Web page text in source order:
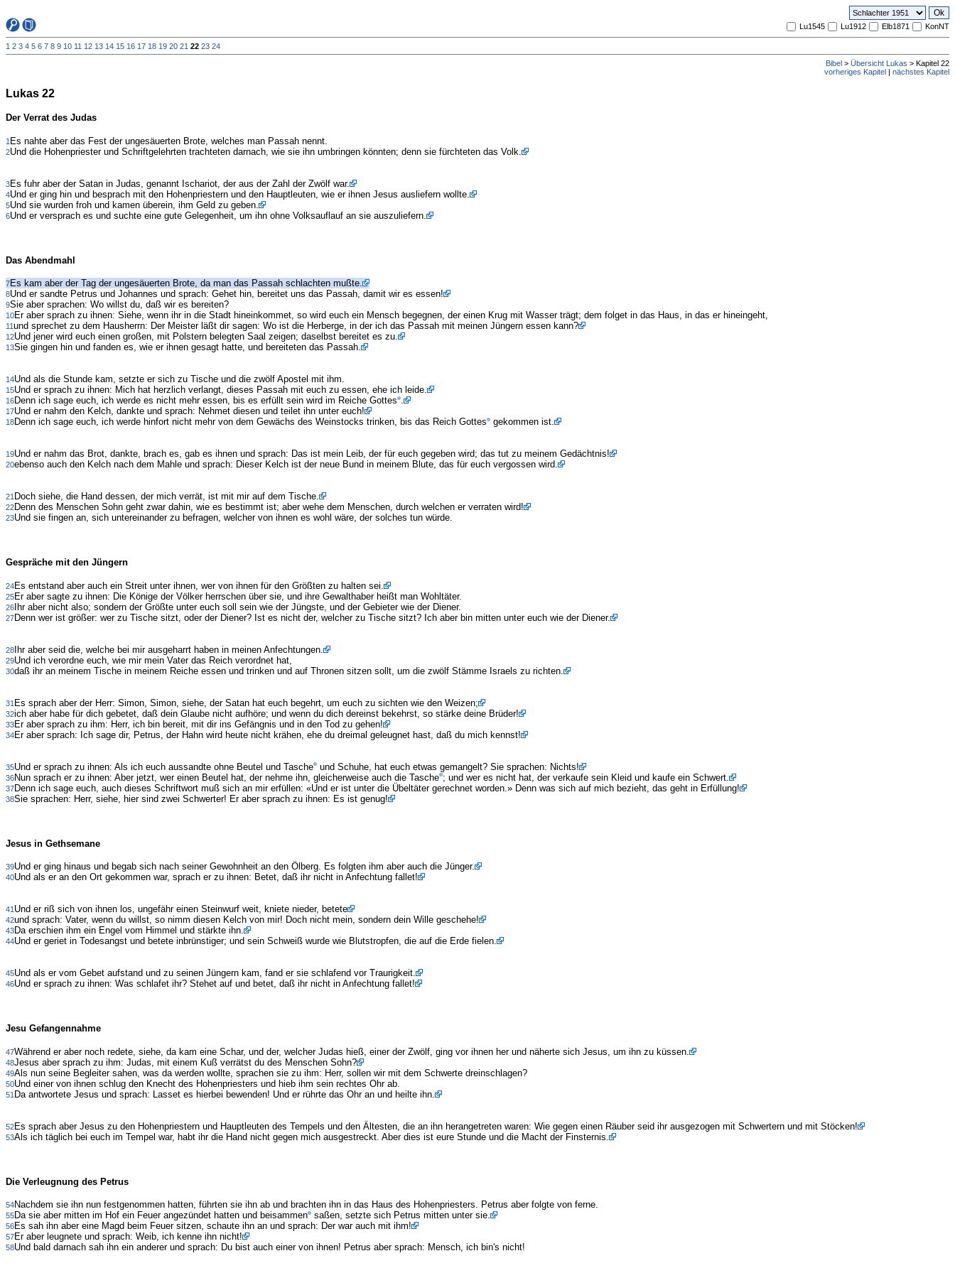
Lu1545 Lu1912 Elb1871 KonNT
1 2 3 4 5 6 7 8 9 10 11 12 13 14 15 16 17 18 19 20 21 22 23 24
Bibel > Übersicht Lukas > Kapitel 22
vorheriges Kapitel | nächstes Kapitel
Lukas 22
Der Verrat des Judas
1 Es nahte aber das Fest der ungesäuerten Brote, welches man Passah nennt.
2Und die Hohenpriester und Schriftgelehrten trachteten darnach, wie sie ihn umbringen könnten; denn sie fürchteten das Volk.
3Es fuhr aber der Satan in Judas, genannt Ischariot, der aus der Zahl der Zwölf war.
4Und er ging hin und besprach mit den Hohenpriestern und den Hauptleuten, wie er ihnen Jesus ausliefern wollte.
5Und sie wurden froh und kamen überein, ihm Geld zu geben.
6Und er versprach es und suchte eine gute Gelegenheit, um ihn ohne Volksauflauf an sie auszuliefern.
Das Abendmahl
7Es kam aber der Tag der ungesäuerten Brote, da man das Passah schlachten mußte.
8Und er sandte Petrus und Johannes und sprach: Gehet hin, bereitet uns das Passah, damit wir es essen!
9Sie aber sprachen: Wo willst du, daß wir es bereiten?
10Er aber sprach zu ihnen: Siehe, wenn ihr in die Stadt hineinkommet, so wird euch ein Mensch begegnen, der einen Krug mit Wasser trägt; dem folget in das Haus, in das er hineingeht,
11und sprechet zu dem Hausherrn: Der Meister läßt dir sagen: Wo ist die Herberge, in der ich das Passah mit meinen Jüngern essen kann?
12Und jener wird euch einen großen, mit Polstern belegten Saal zeigen; daselbst bereitet es zu.
13Sie gingen hin und fanden es, wie er ihnen gesagt hatte, und bereiteten das Passah.
14Und als die Stunde kam, setzte er sich zu Tische und die zwölf Apostel mit ihm.
15Und er sprach zu ihnen: Mich hat herzlich verlangt, dieses Passah mit euch zu essen, ehe ich leide.
16Denn ich sage euch, ich werde es nicht mehr essen, bis es erfüllt sein wird im Reiche Gottes .
17Und er nahm den Kelch, dankte und sprach: Nehmet diesen und teilet ihn unter euch!
18Denn ich sage euch, ich werde hinfort nicht mehr von dem Gewächs des Weinstocks trinken, bis das Reich Gottes gekommen ist.
19Und er nahm das Brot, dankte, brach es, gab es ihnen und sprach: Das ist mein Leib, der für euch gegeben wird; das tut zu meinem Gedächtnis!
20ebenso auch den Kelch nach dem Mahle und sprach: Dieser Kelch ist der neue Bund in meinem Blute, das für euch vergossen wird.
21Doch siehe, die Hand dessen, der mich verrät, ist mit mir auf dem Tische.
22Denn des Menschen Sohn geht zwar dahin, wie es bestimmt ist; aber wehe dem Menschen, durch welchen er verraten wird!
23Und sie fingen an, sich untereinander zu befragen, welcher von ihnen es wohl wäre, der solches tun würde.
Gespräche mit den Jüngern
24Es entstand aber auch ein Streit unter ihnen, wer von ihnen für den Größten zu halten sei.
25Er aber sagte zu ihnen: Die Könige der Völker herrschen über sie, und ihre Gewalthaber heißt man Wohltäter.
26 Ihr aber nicht also; sondern der Größte unter euch soll sein wie der Jüngste, und der Gebieter wie der Diener.
27Denn wer ist größer: wer zu Tische sitzt, oder der Diener? Ist es nicht der, welcher zu Tische sitzt? Ich aber bin mitten unter euch wie der Diener.
28 Ihr aber seid die, welche bei mir ausgeharrt haben in meinen Anfechtungen.
29Und ich verordne euch, wie mir mein Vater das Reich verordnet hat,
30daß ihr an meinem Tische in meinem Reiche essen und trinken und auf Thronen sitzen sollt, um die zwölf Stämme Israels zu richten.
31 Es sprach aber der Herr: Simon, Simon, siehe, der Satan hat euch begehrt, um euch zu sichten wie den Weizen;
32ich aber habe für dich gebetet, daß dein Glaube nicht aufhöre; und wenn du dich dereinst bekehrst, so stärke deine Brüder!
33Er aber sprach zu ihm: Herr, ich bin bereit, mit dir ins Gefängnis und in den Tod zu gehen!
34Er aber sprach: Ich sage dir, Petrus, der Hahn wird heute nicht krähen, ehe du dreimal geleugnet hast, daß du mich kennst!
35Und er sprach zu ihnen: Als ich euch aussandte ohne Beutel und Tasche und Schuhe, hat euch etwas gemangelt? Sie sprachen: Nichts!
36Nun sprach er zu ihnen: Aber jetzt, wer einen Beutel hat, der nehme ihn, gleicherweise auch die Tasche ; und wer es nicht hat, der verkaufe sein Kleid und kaufe ein Schwert.
37Denn ich sage euch, auch dieses Schriftwort muß sich an mir erfüllen: «Und er ist unter die Übeltäter gerechnet worden.» Denn was sich auf mich bezieht, das geht in Erfüllung!
38Sie sprachen: Herr, siehe, hier sind zwei Schwerter! Er aber sprach zu ihnen: Es ist genug!
Jesus in Gethsemane
39Und er ging hinaus und begab sich nach seiner Gewohnheit an den Ölberg. Es folgten ihm aber auch die Jünger.
40Und als er an den Ort gekommen war, sprach er zu ihnen: Betet, daß ihr nicht in Anfechtung fallet!
41 Und er riß sich von ihnen los, ungefähr einen Steinwurf weit, kniete nieder, betete
42und sprach: Vater, wenn du willst, so nimm diesen Kelch von mir! Doch nicht mein, sondern dein Wille geschehe!
43Da erschien ihm ein Engel vom Himmel und stärkte ihn.
44Und er geriet in Todesangst und betete inbrünstiger; und sein Schweiß wurde wie Blutstropfen, die auf die Erde fielen.
45Und als er vom Gebet aufstand und zu seinen Jüngern kam, fand er sie schlafend vor Traurigkeit.
46Und er sprach zu ihnen: Was schlafet ihr? Stehet auf und betet, daß ihr nicht in Anfechtung fallet!
Jesu Gefangennahme
47Während er aber noch redete, siehe, da kam eine Schar, und der, welcher Judas hieß, einer der Zwölf, ging vor ihnen her und näherte sich Jesus, um ihn zu küssen.
48Jesus aber sprach zu ihm: Judas, mit einem Kuß verrätst du des Menschen Sohn?
49Als nun seine Begleiter sahen, was da werden wollte, sprachen sie zu ihm: Herr, sollen wir mit dem Schwerte dreinschlagen?
50Und einer von ihnen schlug den Knecht des Hohenpriesters und hieb ihm sein rechtes Ohr ab.
51 Da antwortete Jesus und sprach: Lasset es hierbei bewenden! Und er rührte das Ohr an und heilte ihn.
52Es sprach aber Jesus zu den Hohenpriestern und Hauptleuten des Tempels und den Ältesten, die an ihn herangetreten waren: Wie gegen einen Räuber seid ihr ausgezogen mit Schwertern und mit Stöcken!
53Als ich täglich bei euch im Tempel war, habt ihr die Hand nicht gegen mich ausgestreckt. Aber dies ist eure Stunde und die Macht der Finsternis.
Die Verleugnung des Petrus
54Nachdem sie ihn nun festgenommen hatten, führten sie ihn ab und brachten ihn in das Haus des Hohenpriesters. Petrus aber folgte von ferne.
55Da sie aber mitten im Hof ein Feuer angezündet hatten und beisammen saßen, setzte sich Petrus mitten unter sie.
56Es sah ihn aber eine Magd beim Feuer sitzen, schaute ihn an und sprach: Der war auch mit ihm!
57Er aber leugnete und sprach: Weib, ich kenne ihn nicht!
58Und bald darnach sah ihn ein anderer und sprach: Du bist auch einer von ihnen! Petrus aber sprach: Mensch, ich bin's nicht!